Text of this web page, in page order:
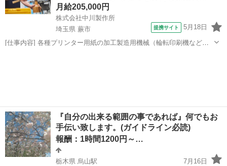
月給205,000円
株式会社中川製作所
埼玉県 蕨市
提携サイト 5月18日
[仕事内容] 各種プリンター用紙の加工製造用機械（輪転印刷機など）
『自分の出来る範囲の事であれば』何でもお
手伝い致します。(ガイドライン必読)
報酬：1時間1200円～…
栃木県 烏山駅
7月16日